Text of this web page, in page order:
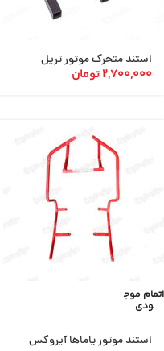
استند متحرک موتور تریل
2,700,000تومان
اتمام موج
ودی
استند موتور یاماها آیروکس